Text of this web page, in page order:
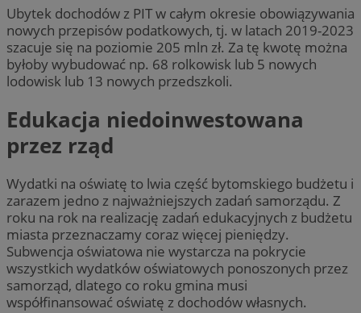
Ubytek dochodów z PIT w całym okresie obowiązywania
nowych przepisów podatkowych, tj. w latach 2019-2023
szacuje się na poziomie 205 mln zł. Za tę kwotę można
byłoby wybudować np. 68 rolkowisk lub 5 nowych
lodowisk lub 13 nowych przedszkoli.
Edukacja niedoinwestowana
przez rząd
Wydatki na oświatę to lwia część bytomskiego budżetu i
zarazem jedno z najważniejszych zadań samorządu. Z
roku na rok na realizację zadań edukacyjnych z budżetu
miasta przeznaczamy coraz więcej pieniędzy.
Subwencja oświatowa nie wystarcza na pokrycie
wszystkich wydatków oświatowych ponoszonych przez
samorząd, dlatego co roku gmina musi
współfinansować oświatę z dochodów własnych.